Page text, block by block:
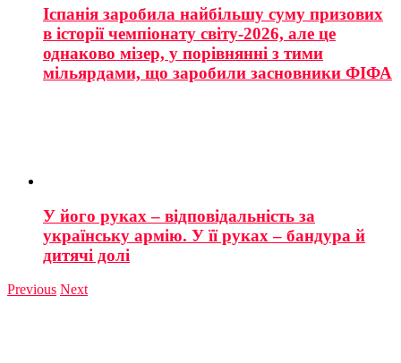
Іспанія заробила найбільшу суму призових
в історії чемпіонату світу-2026, але це
однаково мізер, у порівнянні з тими
мільярдами, що заробили засновники ФІФА
У його руках – відповідальність за
українську армію. У її руках – бандура й
дитячі долі
Previous Next